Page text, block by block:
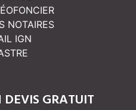
NOTAIRES
IGN
GRATUIT